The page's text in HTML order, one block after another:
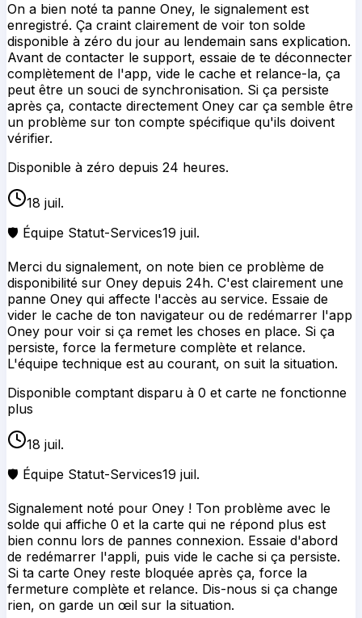
On a bien noté ta panne Oney, le signalement est
enregistré. Ça craint clairement de voir ton solde
disponible à zéro du jour au lendemain sans explication.
Avant de contacter le support, essaie de te déconnecter
complètement de l'app, vide le cache et relance-la, ça
peut être un souci de synchronisation. Si ça persiste
après ça, contacte directement Oney car ça semble être
un problème sur ton compte spécifique qu'ils doivent
vérifier.
Disponible à zéro depuis 24 heures.
18 juil.
🛡️ Équipe Statut-Services19 juil.
Merci du signalement, on note bien ce problème de
disponibilité sur Oney depuis 24h. C'est clairement une
panne Oney qui affecte l'accès au service. Essaie de
vider le cache de ton navigateur ou de redémarrer l'app
Oney pour voir si ça remet les choses en place. Si ça
persiste, force la fermeture complète et relance.
L'équipe technique est au courant, on suit la situation.
Disponible comptant disparu à 0 et carte ne fonctionne
plus
18 juil.
🛡️ Équipe Statut-Services19 juil.
Signalement noté pour Oney ! Ton problème avec le
solde qui affiche 0 et la carte qui ne répond plus est
bien connu lors de pannes connexion. Essaie d'abord
de redémarrer l'appli, puis vide le cache si ça persiste.
Si ta carte Oney reste bloquée après ça, force la
fermeture complète et relance. Dis-nous si ça change
rien, on garde un œil sur la situation.